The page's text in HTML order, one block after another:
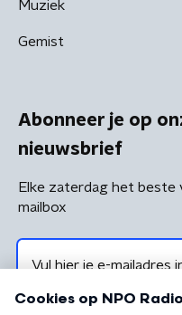
Muziek
Gemist
Abonneer je op
nieuwsbrief
Elke zaterdag het beste
mailbox